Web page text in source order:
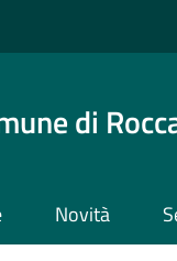
di
Novità